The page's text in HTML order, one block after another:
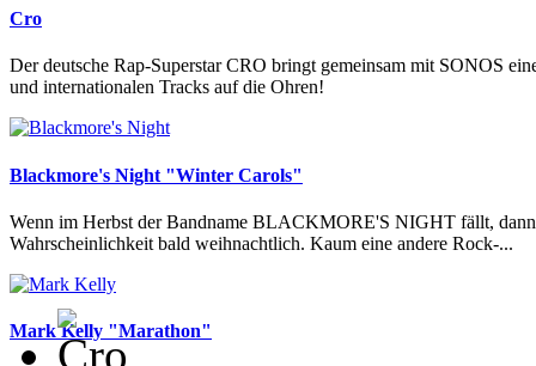
Cro
Der deutsche Rap-Superstar CRO bringt gemeinsam mit SONOS
und internationalen Tracks auf die Ohren!
Blackmore's Night "Winter Carols"
Wenn im Herbst der Bandname BLACKMORE'S NIGHT fällt,
Wahrscheinlichkeit bald weihnachtlich. Kaum eine andere Rock-...
Mark Kelly "Marathon"